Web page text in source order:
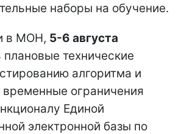
наборы на обучение.
в МОН, 5-6 августа
технические
алгоритма и
временные ограничения
Единой
электронной базы по